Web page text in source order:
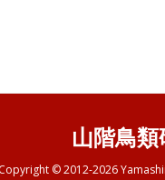
山階鳥
Copyright © 2012-2026